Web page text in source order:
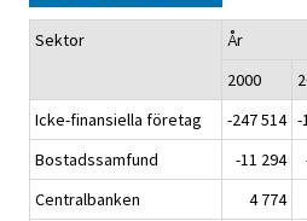
Sektor
År
2000
Icke-finansiella företag
-247 514 -
Bostadssamfund
-11 294
Centralbanken
4 774